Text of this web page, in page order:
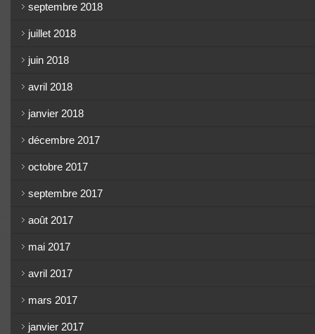
septembre 2018
juillet 2018
juin 2018
avril 2018
janvier 2018
décembre 2017
octobre 2017
septembre 2017
août 2017
mai 2017
avril 2017
mars 2017
janvier 2017